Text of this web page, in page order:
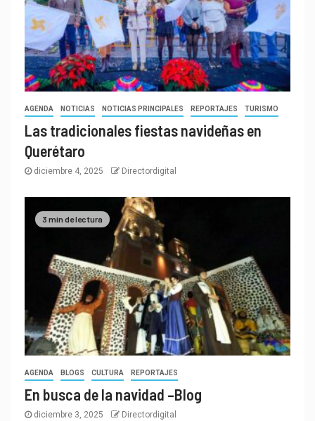
AGENDA NOTICIAS NOTICIAS PRINCIPALES REPORTAJES TURISMO
Las tradicionales fiestas navideñas en
Querétaro
diciembre 4, 2025 Directordigital
3 min de lectura
AGENDA BLOGS CULTURA REPORTAJES
En busca de la navidad –Blog
diciembre 3, 2025 Directordigital